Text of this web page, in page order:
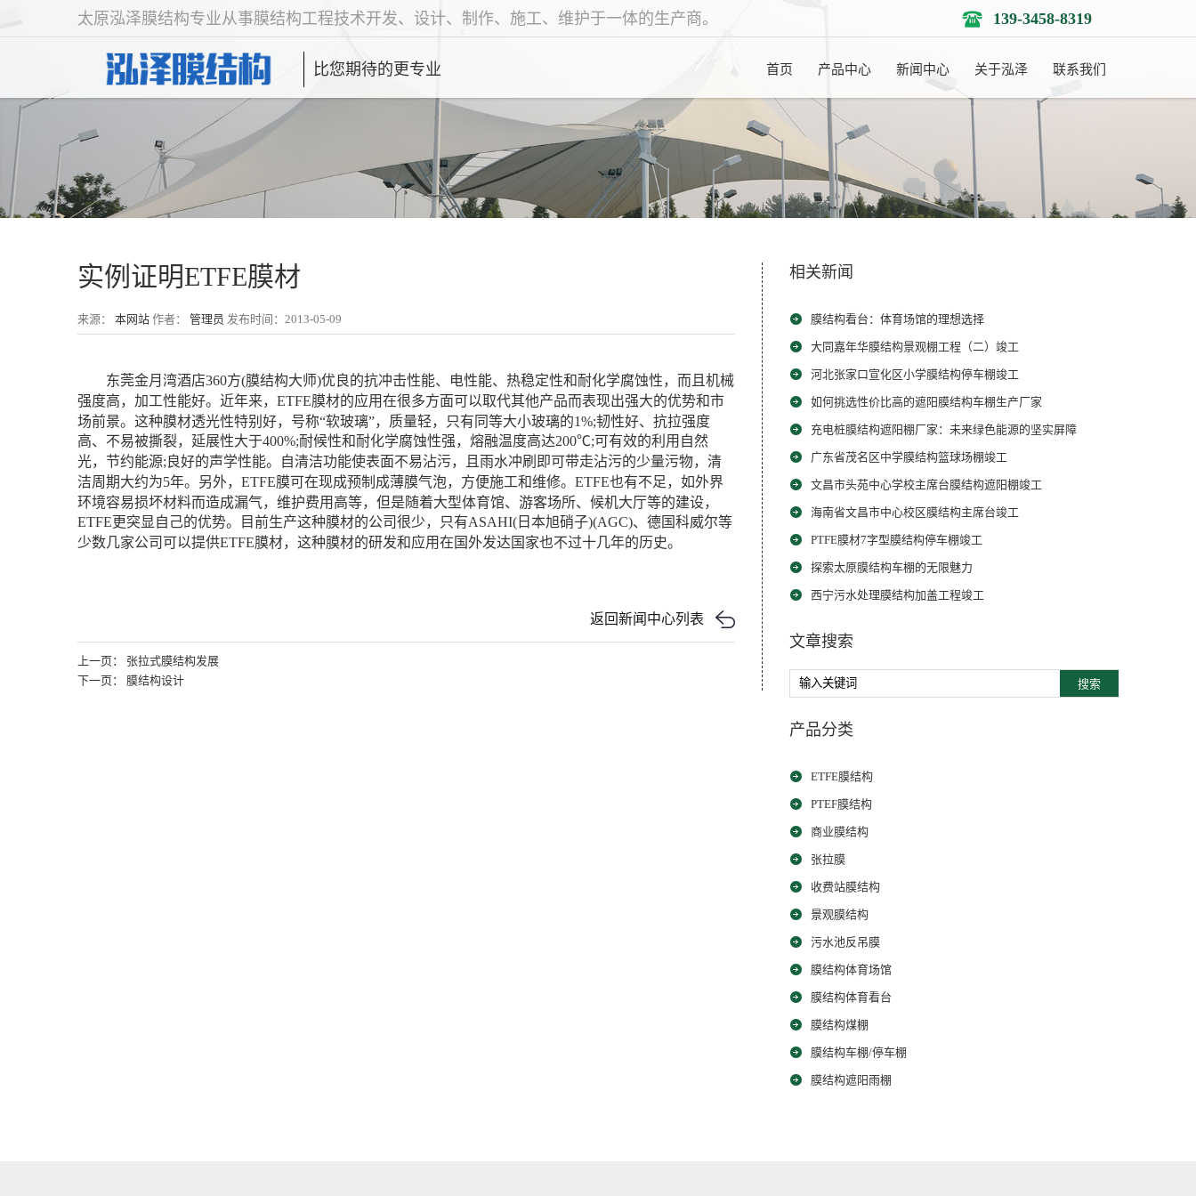
太原泓泽膜结构专业从事膜结构工程技术开发、设计、制作、施工、维护于一体的生产商。 139-3458-8319
比您期待的更专业 首页 产品中心 新闻中心 关于泓泽 联系我们
实例证明ETFE膜材
来源： 本网站 作者： 管理员 发布时间：2013-05-09
东莞金月湾酒店360方(膜结构大师)优良的抗冲击性能、电性能、热稳定性和耐化学腐蚀性，而且机械
强度高，加工性能好。近年来，ETFE膜材的应用在很多方面可以取代其他产品而表现出强大的优势和市
场前景。这种膜材透光性特别好，号称“软玻璃”，质量轻，只有同等大小玻璃的1%;韧性好、抗拉强度
高、不易被撕裂，延展性大于400%;耐候性和耐化学腐蚀性强，熔融温度高达200℃;可有效的利用自然
光，节约能源;良好的声学性能。自清洁功能使表面不易沾污，且雨水冲刷即可带走沾污的少量污物，清
洁周期大约为5年。另外，ETFE膜可在现成预制成薄膜气泡，方便施工和维修。ETFE也有不足，如外界
环境容易损坏材料而造成漏气，维护费用高等，但是随着大型体育馆、游客场所、候机大厅等的建设，
ETFE更突显自己的优势。目前生产这种膜材的公司很少，只有ASAHI(日本旭硝子)(AGC)、德国科威尔等
少数几家公司可以提供ETFE膜材，这种膜材的研发和应用在国外发达国家也不过十几年的历史。
返回新闻中心列表
上一页： 张拉式膜结构发展
下一页： 膜结构设计
相关新闻
膜结构看台：体育场馆的理想选择
大同嘉年华膜结构景观棚工程（二）竣工
河北张家口宣化区小学膜结构停车棚竣工
如何挑选性价比高的遮阳膜结构车棚生产厂家
充电桩膜结构遮阳棚厂家：未来绿色能源的坚实屏障
广东省茂名区中学膜结构篮球场棚竣工
文昌市头苑中心学校主席台膜结构遮阳棚竣工
海南省文昌市中心校区膜结构主席台竣工
PTFE膜材7字型膜结构停车棚竣工
探索太原膜结构车棚的无限魅力
西宁污水处理膜结构加盖工程竣工
文章搜索
搜索
产品分类
ETFE膜结构
PTEF膜结构
商业膜结构
张拉膜
收费站膜结构
景观膜结构
污水池反吊膜
膜结构体育场馆
膜结构体育看台
膜结构煤棚
膜结构车棚/停车棚
膜结构遮阳雨棚